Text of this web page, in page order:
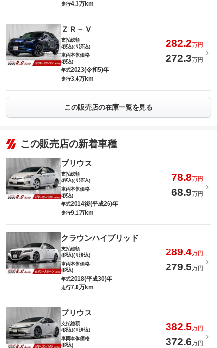
走行4.3万km
ＺＲ－Ｖ
支払総額
(税込)(リ済込)
282.2万円
車両本体価格
(税込)
272.3万円
年式2023(令和5)年
走行3.4万km
この販売店の在庫一覧を見る
この販売店の新着車種
プリウス
支払総額
(税込)(リ済込)
78.8万円
車両本体価格
(税込)
68.9万円
年式2014後(平成26)年
走行9.1万km
クラウンハイブリッド
支払総額
(税込)(リ済込)
289.4万円
車両本体価格
(税込)
279.5万円
年式2018(平成30)年
走行7.0万km
プリウス
支払総額
(税込)(リ済込)
382.5万円
車両本体価格
(税込)
372.6万円